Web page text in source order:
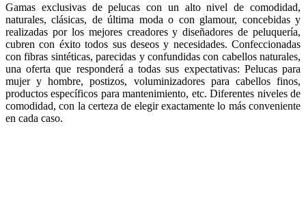
Gamas exclusivas de pelucas con un alto nivel de comodidad,
naturales, clásicas, de última moda o con glamour, concebidas y
realizadas por los mejores creadores y diseñadores de peluquería,
cubren con éxito todos sus deseos y necesidades. Confeccionadas
con fibras sintéticas, parecidas y confundidas con cabellos naturales,
una oferta que responderá a todas sus expectativas: Pelucas para
mujer y hombre, postizos, voluminizadores para cabellos finos,
productos específicos para mantenimiento, etc. Diferentes niveles de
comodidad, con la certeza de elegir exactamente lo más conveniente
en cada caso.